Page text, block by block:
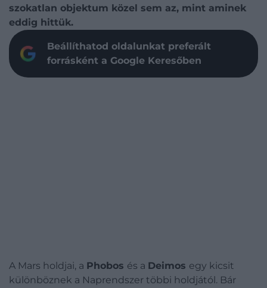
szokatlan objektum közel sem az, mint aminek
eddig hittük.
Beállíthatod oldalunkat preferált
forrásként a Google Keresőben
A Mars holdjai, a Phobos és a Deimos egy kicsit
különböznek a Naprendszer többi holdjától. Bár